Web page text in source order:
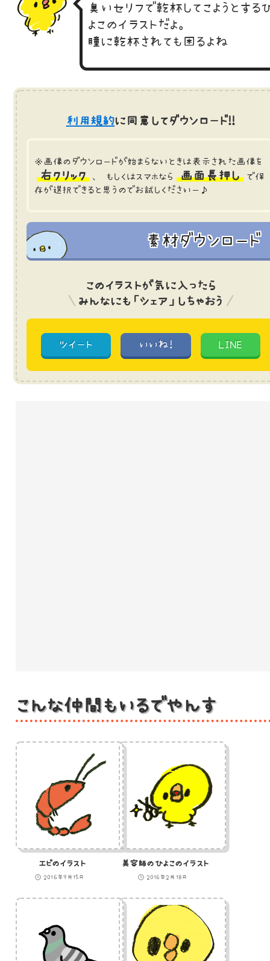
臭いセリフで乾杯してこようとする
よこのイラストだよ。
瞳に乾杯されても困るよね
利用規約に同意してダウンロード!!
※画像のダウンロードが始まらないときは表示された画像を
右クリック 、 もしくはスマホなら 画面長押し
で保
存が選択できると思うのでお試しくださいー♪
素材ダウンロード
このイラストが気に入ったら
みんなにも「シェア」しちゃおう
ツイート いいね! LINE
こんな仲間もいるでやんす
エビのイラスト
2016年9月15日
美容師のひよこのイラスト
2016年2月18日